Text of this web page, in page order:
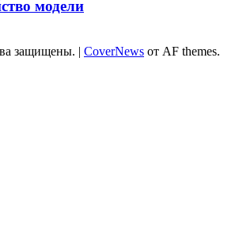
модели
защищены. | CoverNews от AF themes.